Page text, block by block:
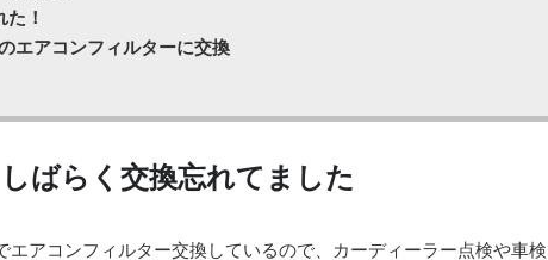
！
エアコンフィルターに交換
しばらく交換忘れてました
エアコンフィルター交換しているので、カーディーラー点検や車検